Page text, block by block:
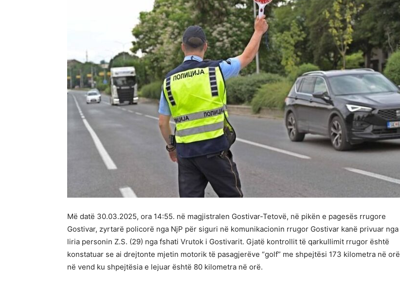
Më datë 30.03.2025, ora 14:55. në magjistralen Gostivar-Tetovë, në pikën e pagesës rrugore
Gostivar, zyrtarë policorë nga NjP për siguri në komunikacionin rrugor Gostivar kanë privuar nga
liria personin Z.S. (29) nga fshati Vrutok i Gostivarit. Gjatë kontrollit të qarkullimit rrugor është
konstatuar se ai drejtonte mjetin motorik të pasagjerëve “golf” me shpejtësi 173 kilometra në orë
në vend ku shpejtësia e lejuar është 80 kilometra në orë.